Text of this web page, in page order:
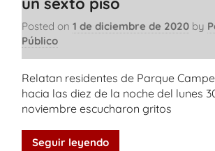
Posted on 1 de diciembre de 2020 by
Público
Relatan residentes de Parque
hacia las diez de la noche del lunes
noviembre escucharon gritos
Seguir leyendo